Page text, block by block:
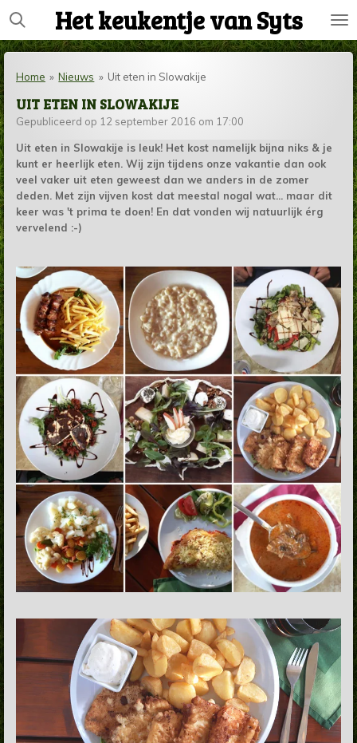
Ga
direct
naar
hoofdinhoud
Het keukentje van Syts
Home » Nieuws » Uit eten in Slowakije
UIT ETEN IN SLOWAKIJE
Gepubliceerd op 12 september 2016 om 17:00
Uit eten in Slowakije is leuk! Het kost namelijk bijna niks & je
kunt er heerlijk eten. Wij zijn tijdens onze vakantie dan ook
veel vaker uit eten geweest dan we anders in de zomer
deden. Met zijn vijven kost dat meestal nogal wat... maar dit
keer was 't prima te doen! En dat vonden wij natuurlijk érg
vervelend :-)